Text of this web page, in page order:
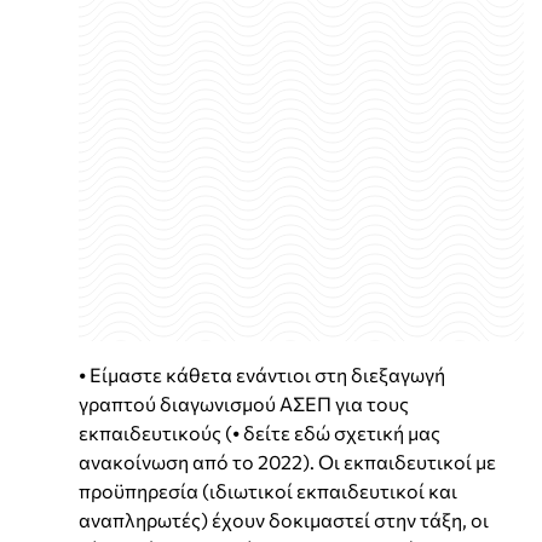
⦁ Είμαστε κάθετα ενάντιοι στη διεξαγωγή
γραπτού διαγωνισμού ΑΣΕΠ για τους
εκπαιδευτικούς (⦁ δείτε εδώ σχετική μας
ανακοίνωση από το 2022). Οι εκπαιδευτικοί με
προϋπηρεσία (ιδιωτικοί εκπαιδευτικοί και
αναπληρωτές) έχουν δοκιμαστεί στην τάξη, οι